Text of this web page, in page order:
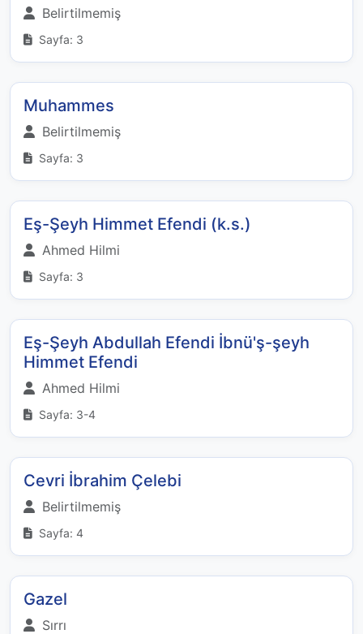
Belirtilmemiş
Sayfa: 3
Muhammes
Belirtilmemiş
Sayfa: 3
Eş-Şeyh Himmet Efendi (k.s.)
Ahmed Hilmi
Sayfa: 3
Eş-Şeyh Abdullah Efendi İbnü'ş-şeyh
Himmet Efendi
Ahmed Hilmi
Sayfa: 3-4
Cevri İbrahim Çelebi
Belirtilmemiş
Sayfa: 4
Gazel
Sırrı